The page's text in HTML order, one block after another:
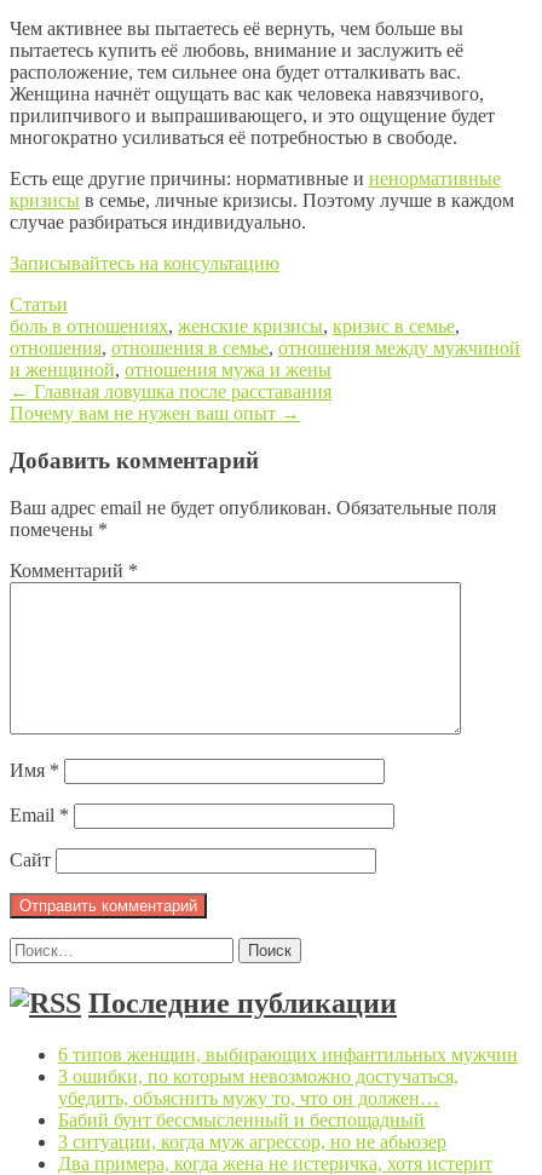
Чем активнее вы пытаетесь её вернуть, чем больше вы
пытаетесь купить её любовь, внимание и заслужить её
расположение, тем сильнее она будет отталкивать вас.
Женщина начнёт ощущать вас как человека навязчивого,
прилипчивого и выпрашивающего, и это ощущение будет
многократно усиливаться её потребностью в свободе.
Есть еще другие причины: нормативные и ненормативные
кризисы в семье, личные кризисы. Поэтому лучше в каждом
случае разбираться индивидуально.
Записывайтесь на консультацию
Статьи
боль в отношениях, женские кризисы, кризис в семье,
отношения, отношения в семье, отношения между мужчиной
и женщиной, отношения мужа и жены
Post navigation
← Главная ловушка после расставания
Почему вам не нужен ваш опыт →
Добавить комментарий
Ваш адрес email не будет опубликован. Обязательные поля
помечены *
Комментарий *
Имя *
Email *
Сайт
Найти:
Последние публикации
6 типов женщин, выбирающих инфантильных мужчин
3 ошибки, по которым невозможно достучаться,
убедить, объяснить мужу то, что он должен…
Бабий бунт бессмысленный и беспощадный
3 ситуации, когда муж агрессор, но не абьюзер
Два примера, когда жена не истеричка, хотя истерит